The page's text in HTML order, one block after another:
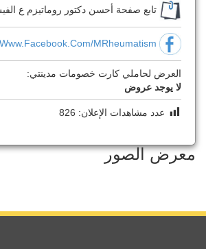
تابع صفحة أحسن دكتور روماتيزم ع
Www.facebook.com/MRheumatism
العرض لحاملي كارت خصومات مدينتي:
لا يوجد عروض
عدد مشاهدات الإعلان: 826
معرض الصور